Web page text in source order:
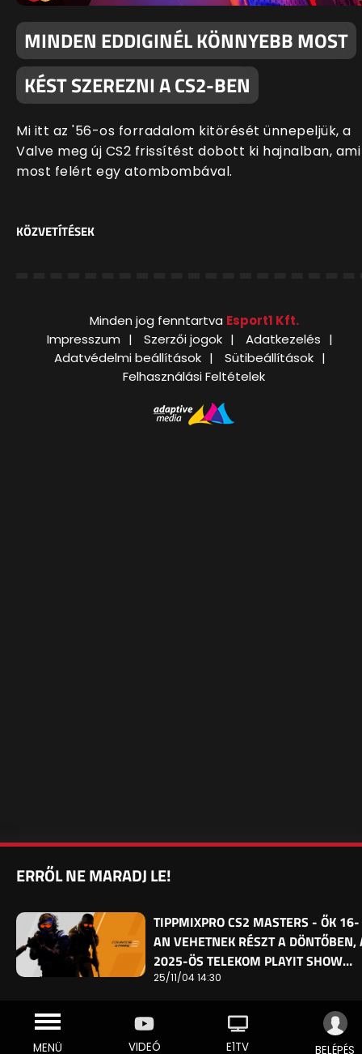
MINDEN EDDIGINÉL KÖNNYEBB MOST
KÉST SZEREZNI A CS2-BEN
Mi itt az '56-os forradalom kitörését ünnepeljük, a
Valve meg új CS2 frissítést dobott ki hajnalban, ami
most felért egy atombombával.
KÖZVETÍTÉSEK
Minden jog fenntartva Esport1 Kft.
Impresszum
Szerzői jogok
Adatkezelés
Adatvédelmi beállítások
Sütibeállítások
Felhasználási Feltételek
MENÜ VIDEÓ E1TV BELÉPÉS
ERRŐL NE MARADJ LE!
TIPPMIXPRO CS2 MASTERS - ŐK 16-
AN VEHETNEK RÉSZT A DÖNTŐBEN,
2025-ÖS TELEKOM PLAYIT SHOW…
25/11/04 14:30